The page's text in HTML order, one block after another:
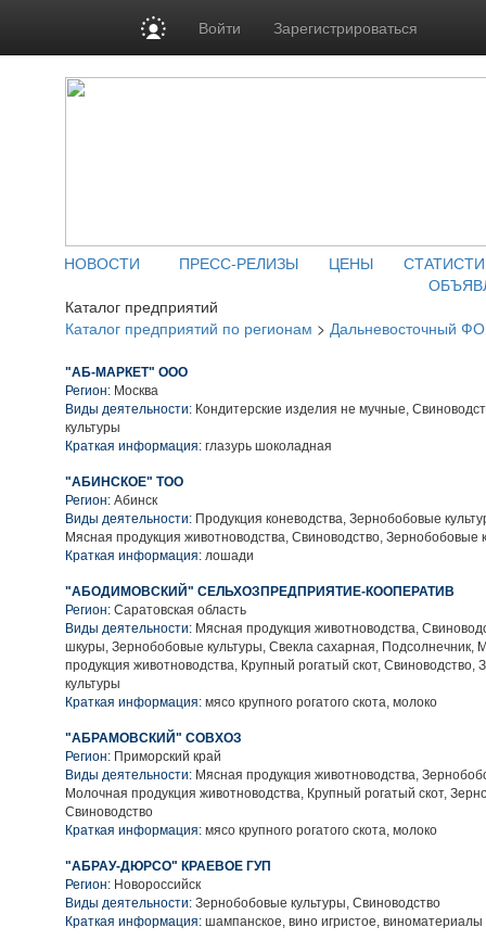
Войти Зарегистрироваться
НОВОСТИ ПРЕСС-РЕЛИЗЫ ЦЕНЫ
Каталог предприятий
Каталог предприятий по регионам > Дальневосточный
"АБ-МАРКЕТ" ООО
Регион: Москва
Виды деятельности: Кондитерские изделия не мучные,
культуры
Краткая информация: глазурь шоколадная
"АБИНСКОЕ" ТОО
Регион: Абинск
Виды деятельности: Продукция коневодства, Зернобобовые
Мясная продукция животноводства, Свиноводство, Зернобобовые
Краткая информация: лошади
"АБОДИМОВСКИЙ" СЕЛЬХОЗПРЕДПРИЯТИЕ-КООПЕРАТИВ
Регион: Саратовская область
Виды деятельности: Мясная продукция животноводства,
шкуры, Зернобобовые культуры, Свекла сахарная, Подсолнечник,
продукция животноводства, Крупный рогатый скот, Свиноводство,
культуры
Краткая информация: мясо крупного рогатого скота, молоко
"АБРАМОВСКИЙ" СОВХОЗ
Регион: Приморский край
Виды деятельности: Мясная продукция животноводства,
Молочная продукция животноводства, Крупный рогатый скот,
Свиноводство
Краткая информация: мясо крупного рогатого скота, молоко
"АБРАУ-ДЮРСО" КРАЕВОЕ ГУП
Регион: Новороссийск
Виды деятельности: Зернобобовые культуры, Свиноводство
Краткая информация: шампанское, вино игристое,